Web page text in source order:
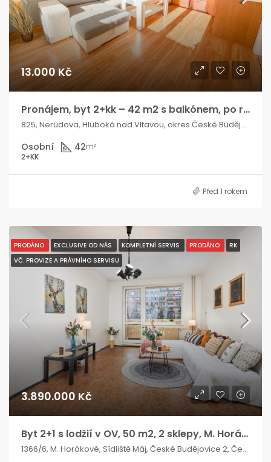
13.000 Kč
Pronájem, byt 2+kk – 42 m2 s balkónem, po rekonstrukci, částečně vybavený
825, Nerudova, Hluboká nad Vltavou, okres České Budějovice, Jihočeský kraj, Jihozápad, 373 41, Česko
Osobní 42m²
2+KK
Před 1 rokem
PRODÁNO EXCLUSIVE OD NÁS KOMPLETNÍ SERVIS PRODÁNO
RK
VČ. PROVIZE A PRÁVNÍHO SERVISU
3.890.000 Kč
Byt 2+1 s lodžií v OV, 50 m2, 2 sklepy, M. Horákové
1366/6, M. Horákové, Sídliště Máj, České Budějovice 2, České Budějovice, okres České Budějovice, Jihočeský kraj, Jihozápad, 370 05, Česko